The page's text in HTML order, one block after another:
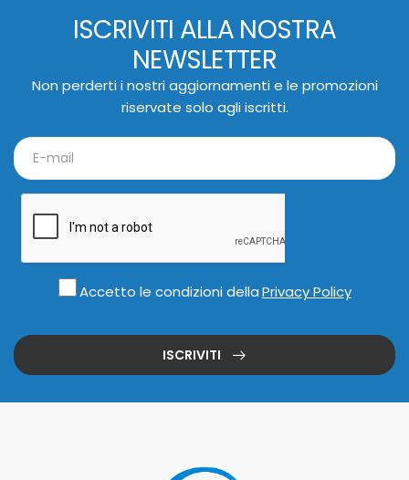
ISCRIVITI ALLA NOSTRA
NEWSLETTER
Non perderti i nostri aggiornamenti e le promozioni
riservate solo agli iscritti.
Accetto le condizioni dellaPrivacy Policy
ISCRIVITI